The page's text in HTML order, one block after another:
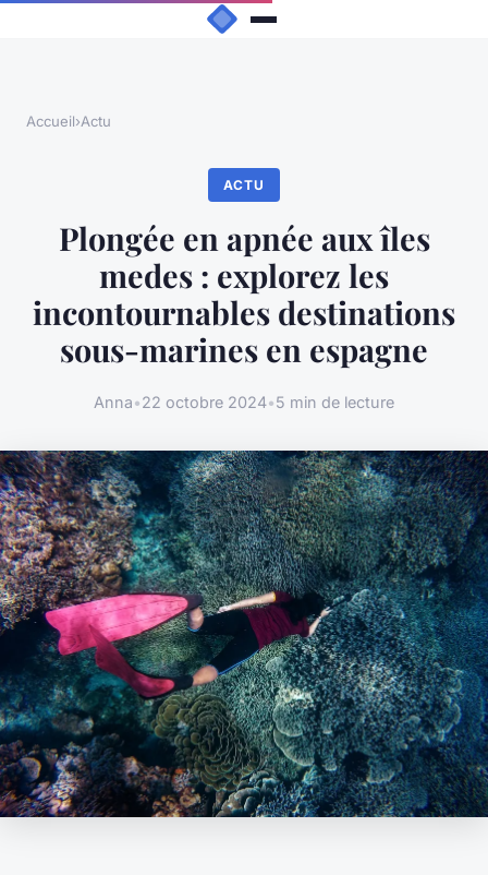
Accueil›Actu
ACTU
Plongée en apnée aux îles
medes : explorez les
incontournables destinations
sous-marines en espagne
Anna•22 octobre 2024•5 min de lecture